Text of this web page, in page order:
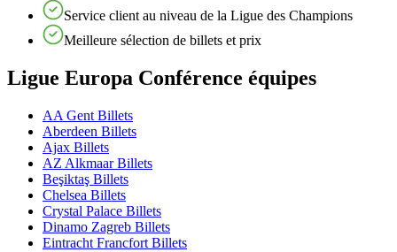
Service client au niveau de la Ligue des Champions
Meilleure sélection de billets et prix
Ligue Europa Conférence équipes
AA Gent Billets
Aberdeen Billets
Ajax Billets
AZ Alkmaar Billets
Beşiktaş Billets
Chelsea Billets
Crystal Palace Billets
Dinamo Zagreb Billets
Eintracht Francfort Billets